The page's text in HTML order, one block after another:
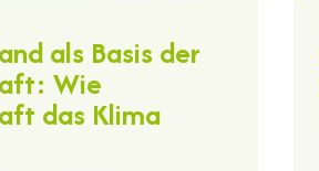
als Basis der
Wie
das Klima